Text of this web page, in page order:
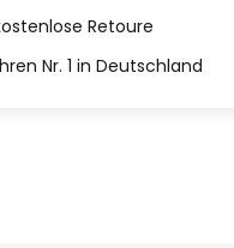
Retoure
Nr. 1 in Deutschland